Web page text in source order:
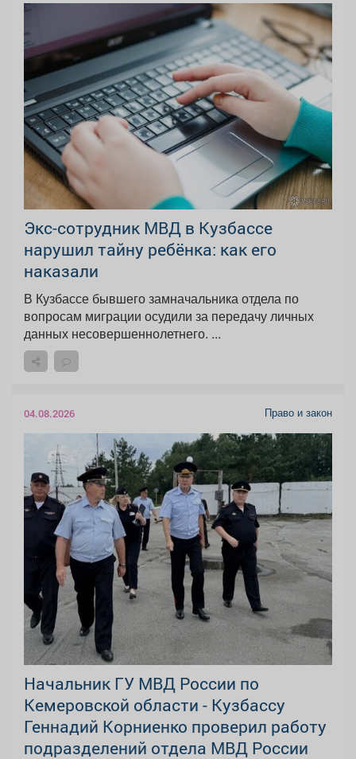
Экс-сотрудник МВД в Кузбассе
нарушил тайну ребёнка: как его
наказали
В Кузбассе бывшего замначальника отдела по
вопросам миграции осудили за передачу личных
данных несовершеннолетнего. ...
04.08.2026 Право и закон
Начальник ГУ МВД России по
Кемеровской области - Кузбассу
Геннадий Корниенко проверил работу
подразделений отдела МВД России